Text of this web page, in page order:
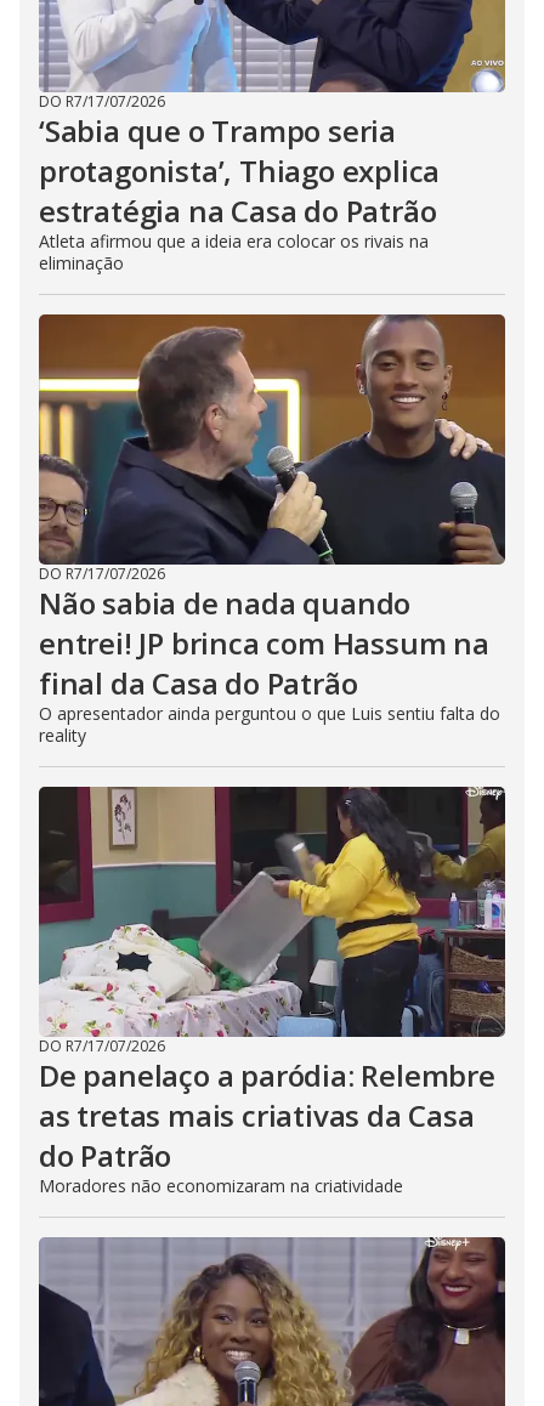
DO R7/17/07/2026
‘Sabia que o Trampo seria
protagonista’, Thiago explica
estratégia na Casa do Patrão
Atleta afirmou que a ideia era colocar os rivais na
eliminação
DO R7/17/07/2026
Não sabia de nada quando
entrei! JP brinca com Hassum na
final da Casa do Patrão
O apresentador ainda perguntou o que Luis sentiu falta do
reality
DO R7/17/07/2026
De panelaço a paródia: Relembre
as tretas mais criativas da Casa
do Patrão
Moradores não economizaram na criatividade